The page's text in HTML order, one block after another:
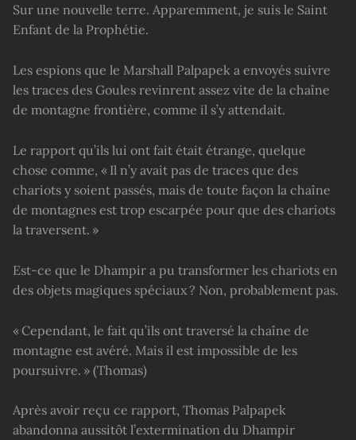
Sur une nouvelle terre. Apparemment, je suis le Saint
Enfant de la Prophétie.
Les espions que le Marshall Palpapek a envoyés suivre
les traces des Goules revinrent assez vite de la chaîne
de montagne frontière, comme il s’y attendait.
Le rapport qu’ils lui ont fait était étrange, quelque
chose comme, « Il n’y avait pas de traces que des
chariots y soient passés, mais de toute façon la chaîne
de montagnes est trop escarpée pour que des chariots
la traversent. »
Est-ce que le Dhampir a pu transformer les chariots en
des objets magiques spéciaux ? Non, probablement pas.
« Cependant, le fait qu’ils ont traversé la chaîne de
montagne est avéré. Mais il est impossible de les
poursuivre. » (Thomas)
Après avoir reçu ce rapport, Thomas Palpapek
abandonna aussitôt l’extermination du Dhampir